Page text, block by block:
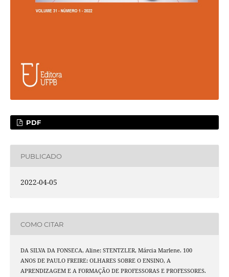
PDF
PUBLICADO
2022-04-05
COMO CITAR
DA SILVA DA FONSECA, Aline; STENTZLER, Márcia Marlene. 100
ANOS DE PAULO FREIRE: OLHARES SOBRE O ENSINO, A
APRENDIZAGEM E A FORMAÇÃO DE PROFESSORAS E PROFESSORES.